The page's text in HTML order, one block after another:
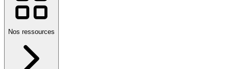
Nos ressources